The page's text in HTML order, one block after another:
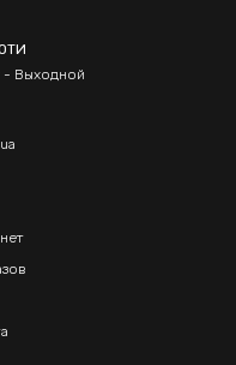
- Выходной